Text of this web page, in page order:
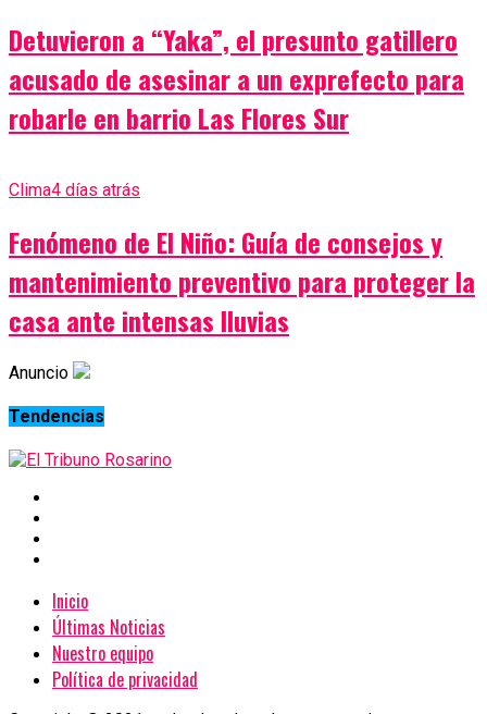
Detuvieron a “Yaka”, el presunto gatillero
acusado de asesinar a un exprefecto para
robarle en barrio Las Flores Sur
Clima4 días atrás
Fenómeno de El Niño: Guía de consejos y
mantenimiento preventivo para proteger la
casa ante intensas lluvias
Anuncio
Tendencias
Inicio
Últimas Noticias
Nuestro equipo
Política de privacidad